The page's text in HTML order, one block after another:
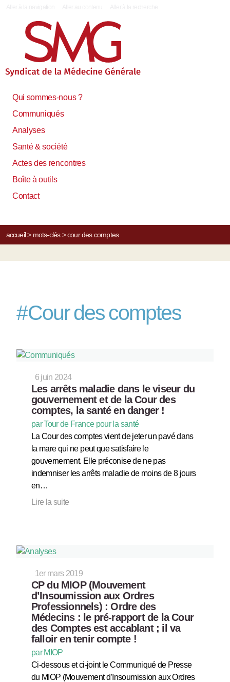
Qui sommes-nous ?
Communiqués
Analyses
Santé & société
Actes des rencontres
Boîte à outils
Contact
accueil> mots-clés> cour des comptes
#Cour des comptes
6 juin 2024
Les arrêts maladie dans le viseur du
gouvernement et de la Cour des
comptes, la santé en danger !
par Tour de France pour la santé
La Cour des comptes vient de jeter un pavé dans
la mare qui ne peut que satisfaire le
gouvernement. Elle préconise de ne pas
indemniser les arrêts maladie de moins de 8 jours
en…
Lire la suite
1er mars 2019
CP du MIOP (Mouvement
d’Insoumission aux Ordres
Professionnels) : Ordre des
Médecins : le pré-rapport de la Cour
des Comptes est accablant ; il va
falloir en tenir compte !
par MIOP
Ci-dessous et ci-joint le Communiqué de Presse
du MIOP (Mouvement d’Insoumission aux Ordres